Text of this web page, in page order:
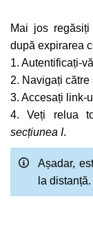
Mai jos
după expirarea
1. Autentificați-
2. Navigați
3. Accesați link-
4. Veți relua
secțiunea I.
Așadar,
la distanță.